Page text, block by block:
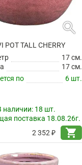
search
POT TALL CHERRY
17 см.
17 см.
по
6 шт.
наличии: 18 шт.
поставка 18.08.26г.
2 352 ₽
shopping_cart